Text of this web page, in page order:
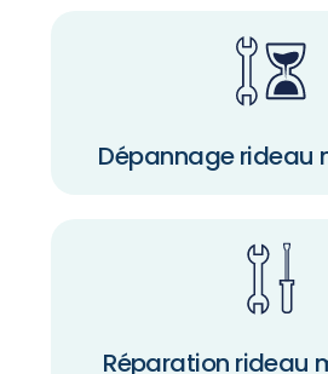
Dépannage rideau
Réparation rideau